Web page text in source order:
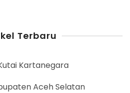
Terbaru
Kartanegara
Aceh Selatan